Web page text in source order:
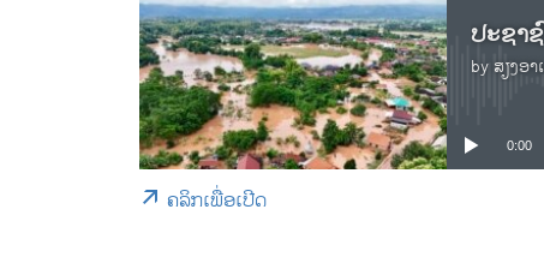
by ສຽງອ
No media
0:00
ຄລິກເພື່ອເປີດ